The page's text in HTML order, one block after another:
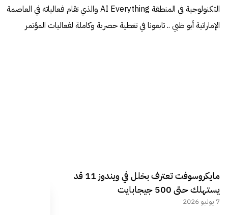
التكنولوجية في المنطقة AI Everything والذي تقام فعالياته في العاصمة
الإماراتية أبو ظبي .. تابعونا في تغطية حصرية وكاملة لفعاليات المؤتمر
مايكروسوفت تعترف بخلل في ويندوز 11 قد
يستهلك حتى 500 جيجابايت
7 يوليو 2026